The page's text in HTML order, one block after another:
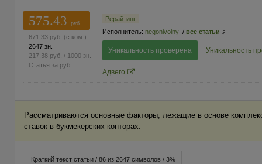
575.43
руб.
671.33 руб. (с ком.)
2647 зн.
217.38 руб. / 1000 зн.
Статья за руб.
Рерайтинг
Исполнитель: negonivolny / все статьи
Уникальность проверена Уникальность
Адвего
Рассматриваются основные факторы, лежащие в основе
ставок в букмекерских конторах.
Краткий текст статьи / 86 из 2647 символов / 3%